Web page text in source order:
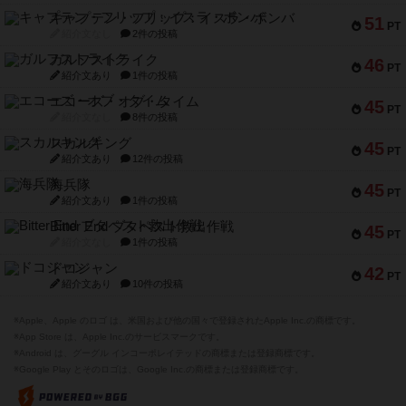
51 PT
キャプテン・フリップ：イスラ・ボンバ
2件の投稿
46 PT
ガルフストライク
紹介文あり 1件の投稿
45 PT
エコーズ・オブ・タイム
8件の投稿
45 PT
スカルキング
紹介文あり 12件の投稿
45 PT
海兵隊
紹介文あり 1件の投稿
45 PT
Bitter End ブタペスト救出作戦
1件の投稿
42 PT
ドコジャン
紹介文あり 10件の投稿